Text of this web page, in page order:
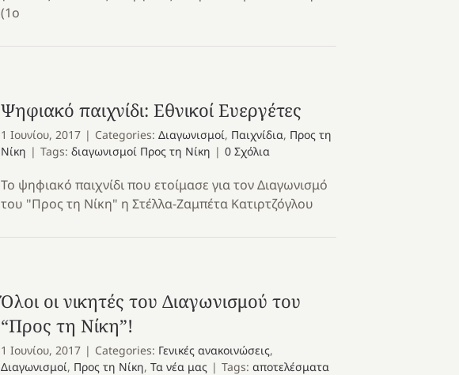
(1ο
Ψηφιακό παιχνίδι: Εθνικοί Ευεργέτες
1 Ιουνίου, 2017 | Categories: Διαγωνισμοί, Παιχνίδια, Προς τη
Νίκη | Tags: διαγωνισμοί Προς τη Νίκη | 0 Σχόλια
Το ψηφιακό παιχνίδι που ετοίμασε για τον Διαγωνισμό
του "Προς τη Νίκη" η Στέλλα-Ζαμπέτα Κατιρτζόγλου
Όλοι οι νικητές του Διαγωνισμού του
“Προς τη Νίκη”!
1 Ιουνίου, 2017 | Categories: Γενικές ανακοινώσεις,
Διαγωνισμοί, Προς τη Νίκη, Τα νέα μας | Tags: αποτελέσματα